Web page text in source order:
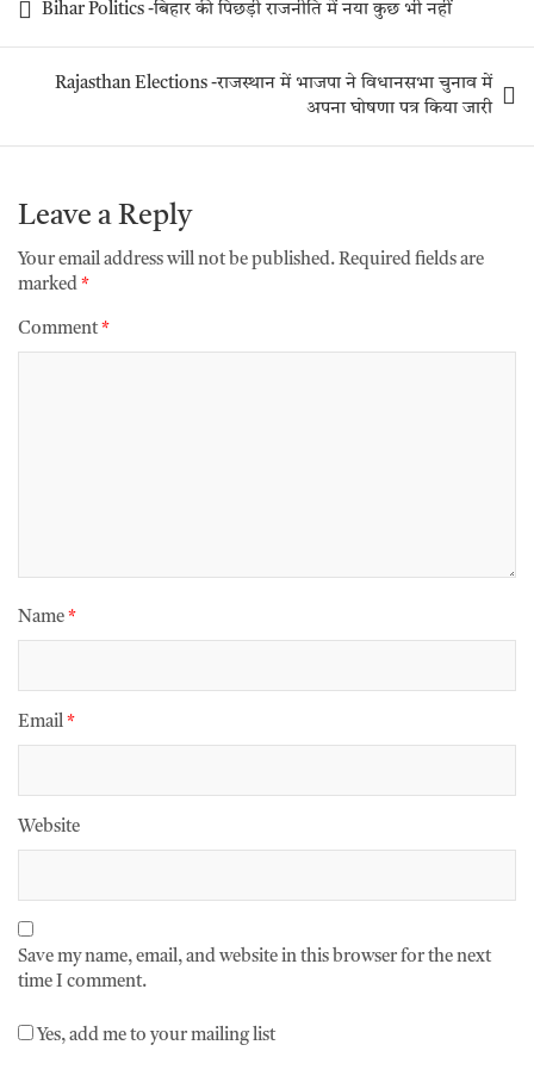
Bihar Politics -बिहार की पिछड़ी राजनीति में नया कुछ भी नहीं
Rajasthan Elections -राजस्थान में भाजपा ने विधानसभा चुनाव में
अपना घोषणा पत्र किया जारी
Leave a Reply
Your email address will not be published. Required fields are
marked *
Comment *
Name *
Email *
Website
Save my name, email, and website in this browser for the next
time I comment.
Yes, add me to your mailing list